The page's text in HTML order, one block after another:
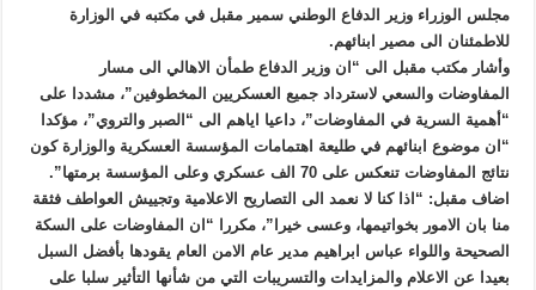
مجلس الوزراء وزير الدفاع الوطني سمير مقبل في مكتبه في الوزارة
للاطمئنان الى مصير ابنائهم.
وأشار مكتب مقبل الى “ان وزير الدفاع طمأن الاهالي الى مسار
المفاوضات والسعي لاسترداد جميع العسكريين المخطوفين”، مشددا على
“أهمية السرية في المفاوضات”، داعيا اياهم الى “الصبر والتروي”، مؤكدا
“ان موضوع ابنائهم في طليعة اهتمامات المؤسسة العسكرية والوزارة كون
نتائج المفاوضات تنعكس على 70 الف عسكري وعلى المؤسسة برمتها”.
اضاف مقبل: “اذا كنا لا نعمد الى التصاريح الاعلامية وتجييش العواطف فثقة
منا بان الامور بخواتيمها، وعسى خيرا”، مكررا “ان المفاوضات على السكة
الصحيحة واللواء عباس ابراهيم مدير عام الامن العام يقودها بأفضل السبل
بعيدا عن الاعلام والمزايدات والتسريبات التي من شأنها التأثير سلبا على